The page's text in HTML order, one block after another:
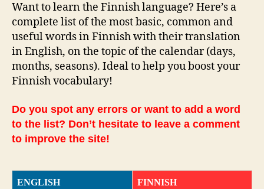
Want to learn the Finnish language? Here’s a
complete list of the most basic, common and
useful words in Finnish with their translation
in English, on the topic of the calendar (days,
months, seasons). Ideal to help you boost your
Finnish vocabulary!
Do you spot any errors or want to add a word
to the list? Don’t hesitate to leave a comment
to improve the site!
ENGLISH FINNISH